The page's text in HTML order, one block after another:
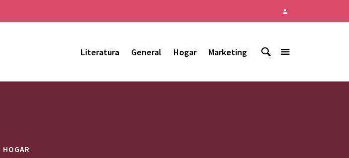
Literatura General Hogar Marketing
HOGAR